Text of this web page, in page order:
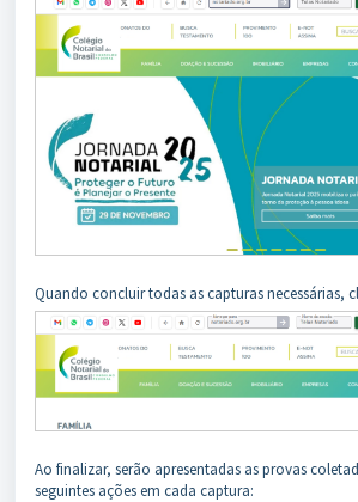
Quando concluir todas as capturas necessárias,
Ao finalizar, serão apresentadas as provas
seguintes ações em cada captura: